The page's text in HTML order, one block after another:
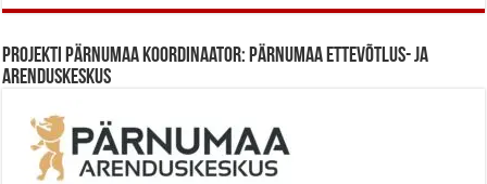
Projekti Pärnumaa koordinaator: Pärnumaa Ettevõtlus- ja
Arenduskeskus